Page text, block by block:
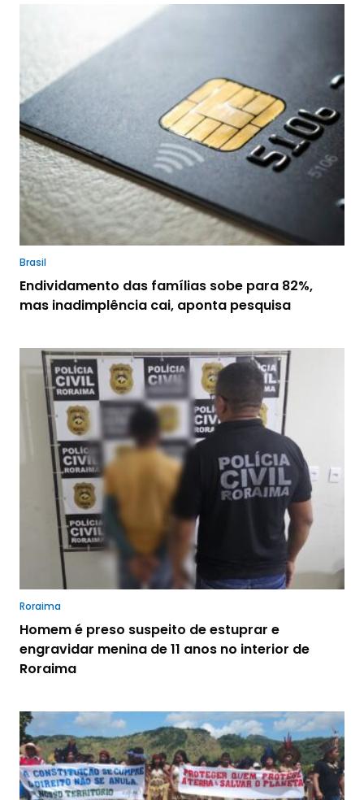
Brasil
Endividamento das famílias sobe para 82%,
mas inadimplência cai, aponta pesquisa
Roraima
Homem é preso suspeito de estuprar e
engravidar menina de 11 anos no interior de
Roraima